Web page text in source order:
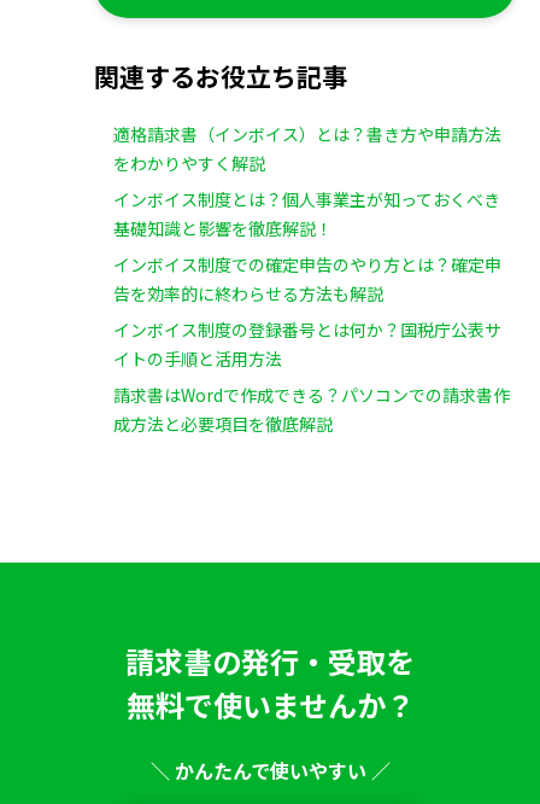
関連するお役立ち記事
適格請求書（インボイス）とは？書き方や申請方法
をわかりやすく解説
インボイス制度とは？個人事業主が知っておくべき
基礎知識と影響を徹底解説！
インボイス制度での確定申告のやり方とは？確定申
告を効率的に終わらせる方法も解説
インボイス制度の登録番号とは何か？国税庁公表サ
イトの手順と活用方法
請求書はWordで作成できる？パソコンでの請求書作
成方法と必要項目を徹底解説
請求書の発行・受取を
無料で使いませんか？
＼ かんたんで使いやすい ／